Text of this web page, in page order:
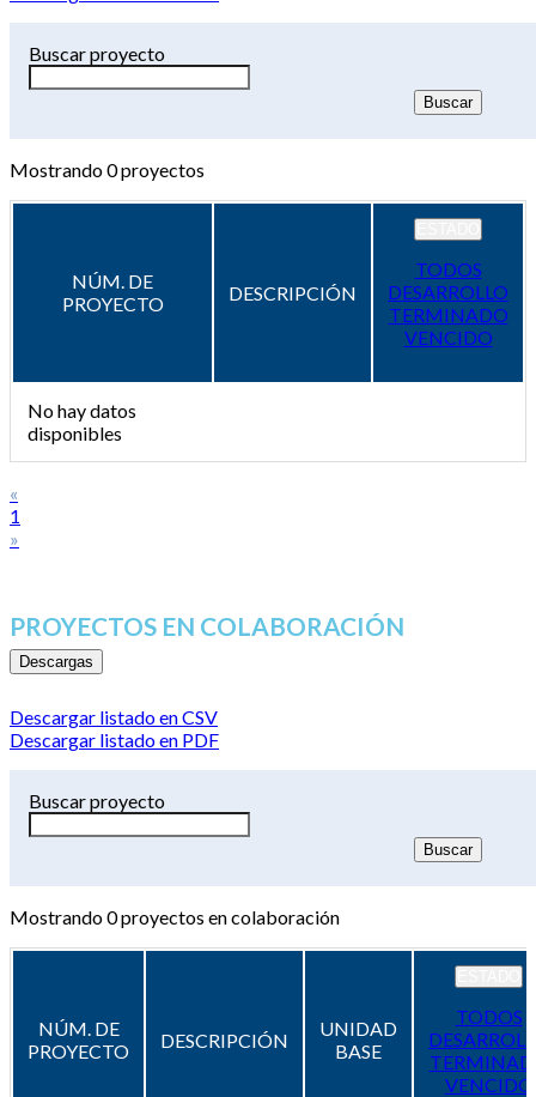
Buscar proyecto
Mostrando0proyectos
NÚM. DE
PROYECTO
DESCRIPCIÓN
TODOS
DESARROLLO
TERMINADO
VENCIDO
No hay datos
disponibles
«
1
»
PROYECTOS EN COLABORACIÓN
Descargas
Descargar listado en CSV
Descargar listado en PDF
Buscar proyecto
Mostrando0proyectos en colaboración
NÚM. DE
PROYECTO
DESCRIPCIÓN
UNIDAD
BASE
TODOS
VENCIDO